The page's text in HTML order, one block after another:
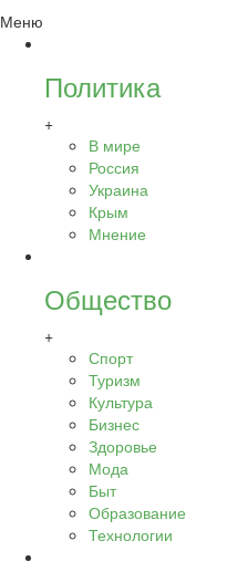
Меню
Политика
+
В мире
Россия
Украина
Крым
Мнение
Общество
+
Спорт
Туризм
Культура
Бизнес
Здоровье
Мода
Быт
Образование
Технологии